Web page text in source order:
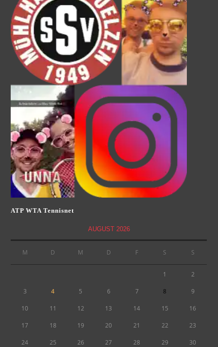
ATP WTA Tennisnet
AUGUST 2026
M D M D F S S
1 2
3 4 5 6 7 8 9
10 11 12 13 14 15 16
17 18 19 20 21 22 23
24 25 26 27 28 29 30